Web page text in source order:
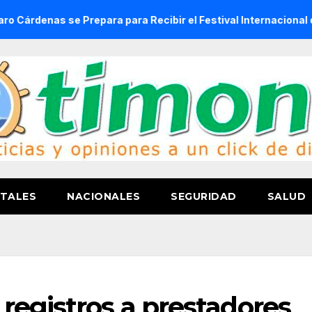
Prepara para Recibir el Festival Internacional de la
NACIONALES SEGURIDAD SALUD